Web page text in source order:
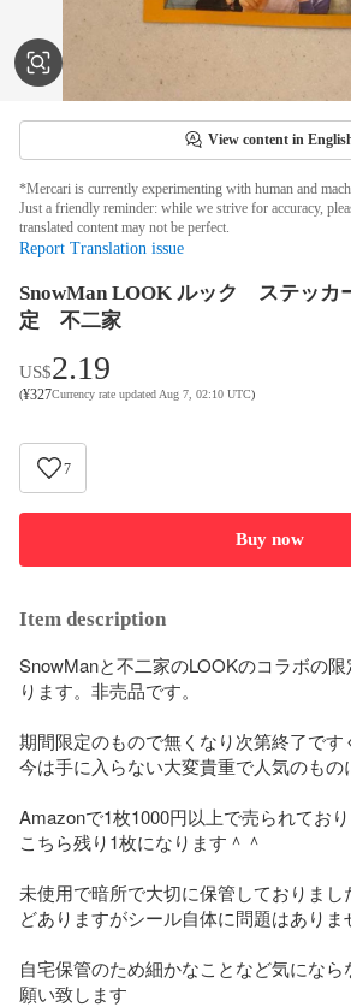
View content in
*Mercari is currently experimenting with human and
Just a friendly reminder: while we strive for accuracy,
translated content may not be perfect.
Report Translation issue
SnowMan LOOK ルック ステッ
定 不二家
US$2.19
(¥327Currency rate updated Aug 7, 02:10 UTC)
7
Buy now
Item description
SnowManと不二家のLOOKのコラボの
ります。非売品です。
期間限定のもので無くなり次第終了です
今は手に入らない大変貴重で人気のもの
Amazonで1枚1000円以上で売られており
こちら残り1枚になります＾＾
未使用で暗所で大切に保管しておりまし
どありますがシール自体に問題はありま
自宅保管のため細かなことなど気にな
願い致します